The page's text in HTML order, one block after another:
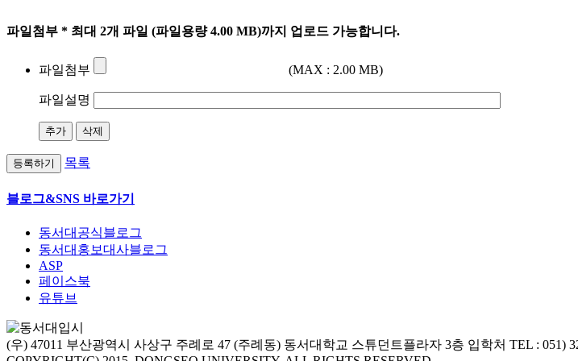
파일첨부 * 최대 2개 파일 (파일용량 4.00 MB)까지 업로드 가능합니다.
파일첨부 (MAX : 2.00 MB)
파일설명
추가 삭제
등록하기 목록
블로그&SNS 바로가기
동서대공식블로그
동서대홍보대사블로그
ASP
페이스북
유튜브
(우) 47011 부산광역시 사상구 주례로 47 (주례동) 동서대학교 스튜던트플라자 3층 입학처 TEL : 051)